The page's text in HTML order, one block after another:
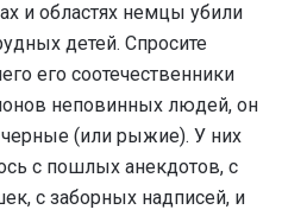
и областях немцы убили
детей. Спросите
его соотечественники
неповинных людей, он
(или рыжие). У них
с пошлых анекдотов, с
с заборных надписей, и